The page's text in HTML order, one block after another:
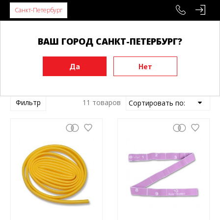
Санкт-Петербург
ВАШ ГОРОД САНКТ-ПЕТЕРБУРГ?
Главная Эспандеры
Эспандеры - Каратэ
Фильтр 11 товаров